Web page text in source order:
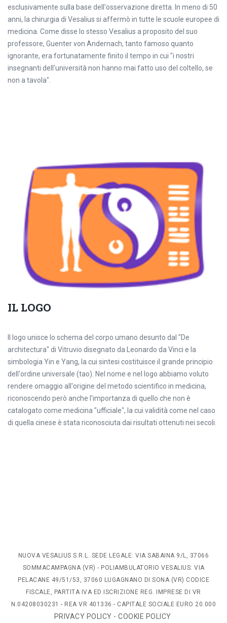
esclusivamente sulla base dell'osservazione diretta. In meno di 50
anni, la chirurgia di Vesalius si affermò in tutte le scuole europee di
medicina. Come disse lo stesso Vesalius a proposito del suo
professore, Guenter von Andernach, tanto famoso quanto
ignorante, era fortunatamente finito il tempo in cui "i nostri
insegnanti dell'università non hanno mai fatto uso del coltello, se
non a tavola".
IL LOGO
Il logo unisce lo schema del corpo umano desunto dal "De
architectura" di Vitruvio disegnato da Leonardo da Vinci e la
simbologia Yin e Yang, la cui sintesi costituisce il grande principio
dell'ordine universale (tao). Nel nome e nel logo abbiamo voluto
rendere omaggio all'origine del metodo scientifico in medicina,
riconoscendo però anche l'importanza di quello che non è
catalogato come medicina "ufficiale", la cui validità come nel caso
di quella cinese è stata riconosciuta dai risultati ottenuti nei secoli.
NUOVA VESALIUS S.R.L. SEDE LEGALE: VIA SABAINA 9/L, 37066
SOMMACAMPAGNA (VR) - POLIAMBULATORIO VESALIUS: VIA
PELACANE 49/51/53, 37060 LUGAGNANO DI SONA (VR) CODICE
FISCALE, PARTITA IVA ED ISCRIZIONE REG. IMPRESE DI VR
N.04208030231 - REA VR 401336 - CAPITALE SOCIALE EURO 20.000
PRIVACY POLICY -COOKIE POLICY